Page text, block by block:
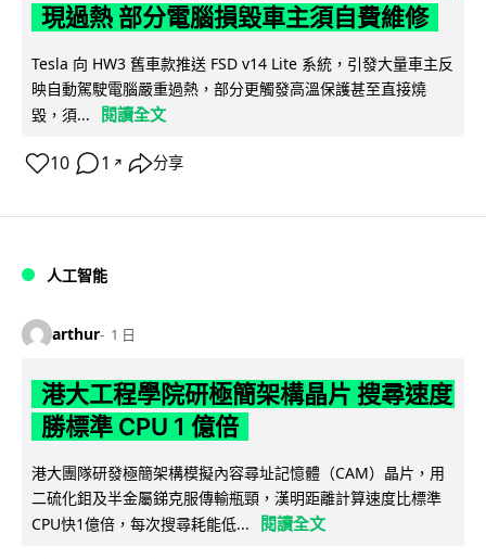
現過熱 部分電腦損毀車主須自費維修
Tesla 向 HW3 舊車款推送 FSD v14 Lite 系統，引發大量車主反
映自動駕駛電腦嚴重過熱，部分更觸發高溫保護甚至直接燒
毀，須...
閱讀全文
10 1 ↗ 分享
人工智能
arthur 1 日
港大工程學院研極簡架構晶片 搜尋速度
勝標準 CPU 1 億倍
港大團隊研發極簡架構模擬內容尋址記憶體（CAM）晶片，用
二硫化鉬及半金屬銻克服傳輸瓶頸，漢明距離計算速度比標準
CPU快1億倍，每次搜尋耗能低...
閱讀全文